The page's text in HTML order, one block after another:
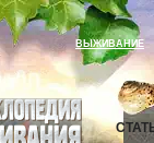
ВЫЖИВАНИЕ